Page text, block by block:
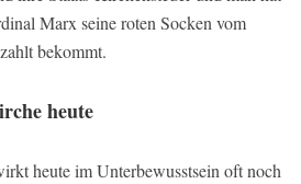
Marx seine roten Socken vom
bekommt.
heute
heute im Unterbewusstsein oft noch